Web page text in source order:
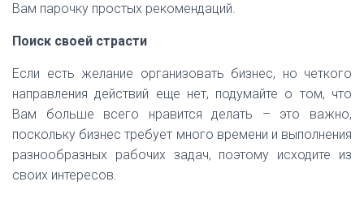
Вам парочку простых рекомендаций.
Поиск своей страсти
Если есть желание организовать бизнес, но четкого
направления действий еще нет, подумайте о том, что
Вам больше всего нравится делать – это важно,
поскольку бизнес требует много времени и выполнения
разнообразных рабочих задач, поэтому исходите из
своих интересов.